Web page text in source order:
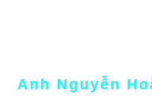
Anh Nguyễn